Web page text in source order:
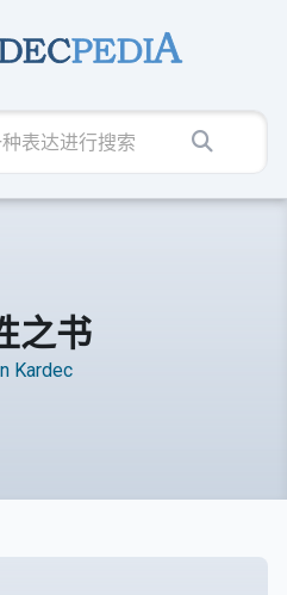
之书
Kardec